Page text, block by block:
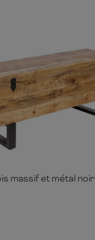
115cm
massif et métal noir